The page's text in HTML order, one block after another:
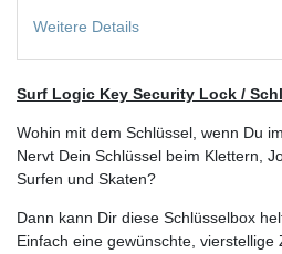
Weitere Details
Surf Logic Key Security Lock /
Wohin mit dem Schlüssel, wenn Du
Nervt Dein Schlüssel beim Klettern,
Surfen und Skaten?
Dann kann Dir diese Schlüsselbox
Einfach eine gewünschte, vierstellige